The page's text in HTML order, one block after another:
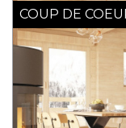
COUP DE